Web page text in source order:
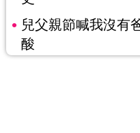
兒父親節喊我沒
酸